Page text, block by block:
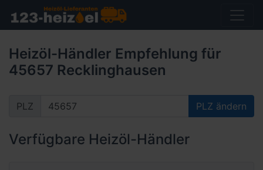
Heizöl-Händler Empfehlung für
45657 Recklinghausen
PLZ PLZ ändern
Verfügbare Heizöl-Händler